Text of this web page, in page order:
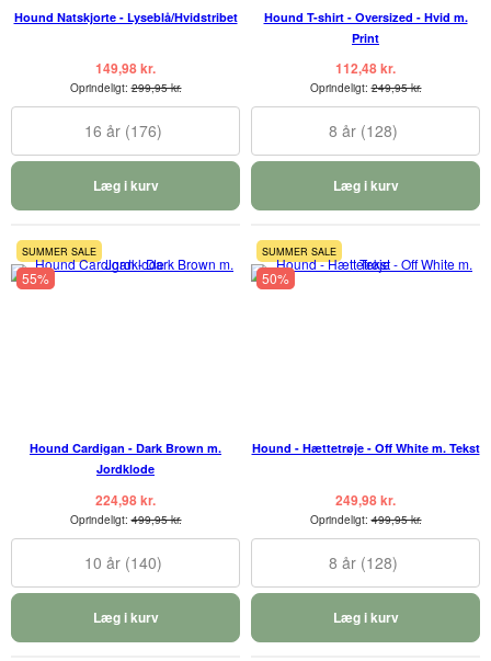
Hound Natskjorte - Lyseblå/Hvidstribet
149,98 kr.
Oprindeligt:299,95 kr.
16 år (176)
Læg i kurv
Hound T-shirt - Oversized - Hvid m.
Print
112,48 kr.
Oprindeligt:249,95 kr.
8 år (128)
Læg i kurv
SUMMER SALE
55%
Hound Cardigan - Dark Brown m.
Jordklode
224,98 kr.
Oprindeligt:499,95 kr.
10 år (140)
Læg i kurv
SUMMER SALE
50%
Hound - Hættetrøje - Off White m. Tekst
249,98 kr.
Oprindeligt:499,95 kr.
8 år (128)
Læg i kurv